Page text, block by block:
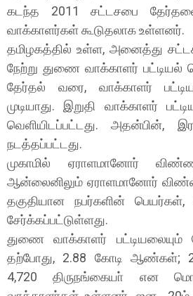
கடந்த 2011 சட்டசபை
வாக்காளர்கள் கூடுதலாக உள்ளனர்.
தமிழகத்தில் உள்ள, அனைத்து
நேற்று துணை வாக்காளர் பட்டியல்
தேர்தல் வரை, வாக்காளர்
முடியாது. இறுதி வாக்காளர்
வெளியிடப்பட்டது. அதன்பின்,
நடத்தப்பட்டது.
முகாமில் ஏராளமானோர்
ஆன்லைனிலும் ஏராளமானோர்
தகுதியான நபர்களின் பெயர்கள்,
சேர்க்கப்பட்டுள்ளது.
துணை வாக்காளர் பட்டியலையும்
தற்போது, 2.88 கோடி ஆண்கள்;
4,720 திருநங்கையா் என